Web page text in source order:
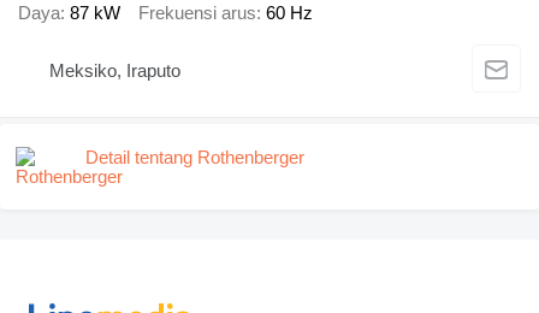
Daya 87 kW Frekuensi arus 60 Hz
Meksiko, Iraputo
Detail tentang Rothenberger